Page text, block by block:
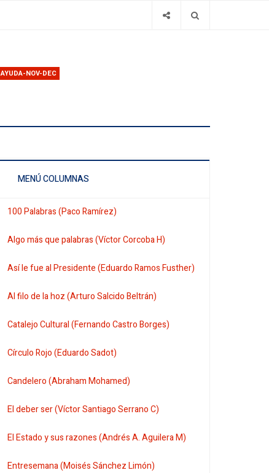
AYUDA-NOV-DEC
MENÚ COLUMNAS
100 Palabras (Paco Ramírez)
Algo más que palabras (Víctor Corcoba H)
Así le fue al Presidente (Eduardo Ramos Fusther)
Al filo de la hoz (Arturo Salcido Beltrán)
Catalejo Cultural (Fernando Castro Borges)
Círculo Rojo (Eduardo Sadot)
Candelero (Abraham Mohamed)
El deber ser (Víctor Santiago Serrano C)
El Estado y sus razones (Andrés A. Aguilera M)
Entresemana (Moisés Sánchez Limón)